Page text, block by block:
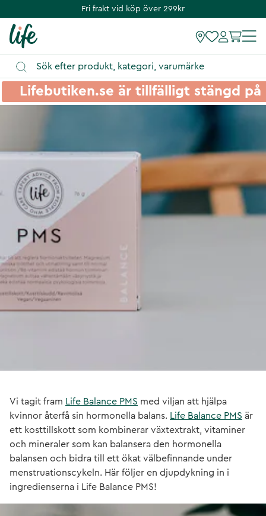
Fri frakt vid köp över 299kr
Lifebutiken.se är tillfälligt stängd
Vi tagit fram Life Balance PMS med viljan att hjälpa
kvinnor återfå sin hormonella balans. Life Balance PMS är
ett kosttillskott som kombinerar växtextrakt, vitaminer
och mineraler som kan balansera den hormonella
balansen och bidra till ett ökat välbefinnande under
menstruationscykeln. Här följer en djupdykning in i
ingredienserna i Life Balance PMS!